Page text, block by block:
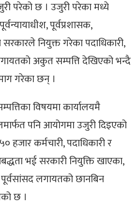
परेको छ । उजुरी परेका मध्ये
पूर्वप्रशासक,
नियुक्त गरेका पदाधिकारी,
अकुत सम्पत्ति देखिएको भन्दै
गरेका छन् ।
विषयमा कार्यालयमै
पनि आयोगमा उजुरी दिइएको
कर्मचारी, पदाधिकारी र
भई सरकारी नियुक्ति खाएका,
पूर्वसांसद लगायतको छानबिन
छ ।